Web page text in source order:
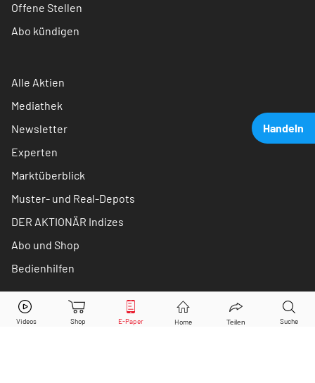
Handeln
JOST Werke Aktie jetzt handeln?
Offene Stellen
Abo kündigen
Alle Aktien
Mediathek
Newsletter
Experten
Marktüberblick
Muster- und Real-Depots
DER AKTIONÄR Indizes
Abo und Shop
Bedienhilfen